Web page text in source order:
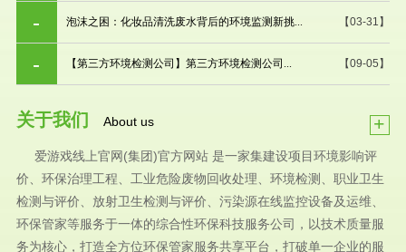
【03-31】
泡沫之困：化妆品清洗废水背后的环境监测新挑...
【09-05】
【第三方环境检测公司】第三方环境检测公司...
关于我们 About us +
爱游戏线上官网(集团)官方网站 是一家集建设项目环境影响评
价、环保治理工程、工业危险废物回收处理、环境检测、职业卫生
检测与评价、放射卫生检测与评价、污染源在线监控设备及运维、
环保管家等服务于一体的综合性环保科技服务公司，以技术质量服
务为核心，打造全方位环保管家服务共享平台，打破单一企业的服